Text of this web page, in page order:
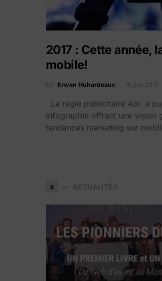
2017 : Cette année,
mobile!
by Erwan Huhardeaux 19 juin 2017
La régie publicitaire Aol. a
infographie offrant une vision
tendances marketing sur
a ACTUALITÉS